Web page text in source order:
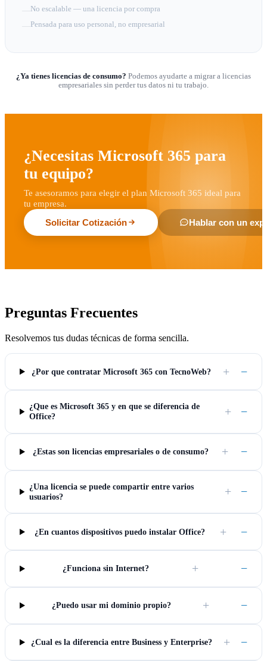
—No escalable — una licencia por compra
—Pensada para uso personal, no empresarial
¿Ya tienes licencias de consumo? Podemos ayudarte a migrar a licencias
empresariales sin perder tus datos ni tu trabajo.
¿Necesitas Microsoft 365 para
tu equipo?
Te asesoramos para elegir el plan Microsoft 365 ideal para
tu empresa.
Solicitar Cotización
Hablar con un
Preguntas Frecuentes
Resolvemos tus dudas técnicas de forma sencilla.
¿Por que contratar Microsoft 365 con TecnoWeb? + −
¿Que es Microsoft 365 y en que se diferencia de
Office?
+ −
¿Estas son licencias empresariales o de consumo? + −
¿Una licencia se puede compartir entre varios
usuarios?
+ −
¿En cuantos dispositivos puedo instalar Office? + −
¿Funciona sin Internet? + −
¿Puedo usar mi dominio propio? + −
¿Cual es la diferencia entre Business y Enterprise? + −